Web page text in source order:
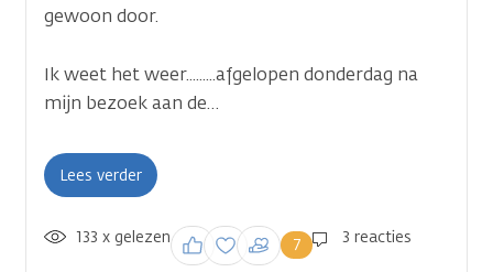
gewoon door.
Ik weet het weer.........afgelopen donderdag na
mijn bezoek aan de…
Lees verder
3 reacties
7
Inloggen om een
reactie te plaatsen
133 x gelezen